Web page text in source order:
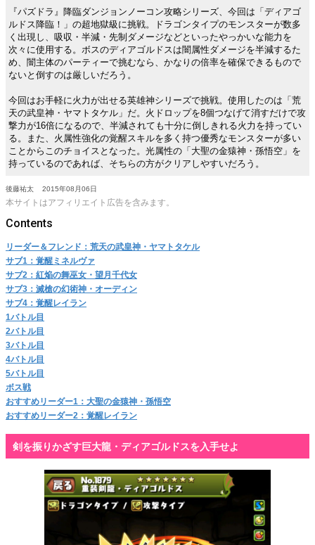
『パズドラ』降臨ダンジョンノーコン攻略シリーズ、今回は「ディアゴ
ルドス降臨！」の超地獄級に挑戦。ドラゴンタイプのモンスターが数多
く出現し、吸収・半減・先制ダメージなどといったやっかいな能力を
次々に使用する。ボスのディアゴルドスは闇属性ダメージを半減するた
め、闇主体のパーティーで挑むなら、かなりの倍率を確保できるもので
ないと倒すのは厳しいだろう。
今回はお手軽に火力が出せる英雄神シリーズで挑戦。使用したのは「荒
天の武皇神・ヤマトタケル」だ。火ドロップを8個つなげて消すだけで攻
撃力が16倍になるので、半減されても十分に倒しきれる火力を持ってい
る。また、火属性強化の覚醒スキルを多く持つ優秀なモンスターが多い
ことからこのチョイスとなった。光属性の「大聖の金猿神・孫悟空」を
持っているのであれば、そちらの方がクリアしやすいだろう。
後藤祐太 2015年08月06日
本サイトはアフィリエイト広告を含みます。
リーダー＆フレンド：荒天の武皇神・ヤマトタケル
サブ1：覚醒ミネルヴァ
サブ2：紅焔の舞巫女・望月千代女
サブ3：滅槍の幻術神・オーディン
サブ4：覚醒レイラン
1バトル目
2バトル目
3バトル目
4バトル目
5バトル目
ボス戦
おすすめリーダー1：大聖の金猿神・孫悟空
おすすめリーダー2：覚醒レイラン
剣を振りかざす巨大龍・ディアゴルドスを入手せよ